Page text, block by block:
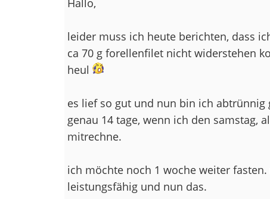
Hallo,
leider muss ich heute berichten, dass
ca 70 g forellenfilet nicht widerstehen
heul
es lief so gut und nun bin ich abtrünnig
genau 14 tage, wenn ich den samstag,
mitrechne.
ich möchte noch 1 woche weiter
leistungsfähig und nun das.